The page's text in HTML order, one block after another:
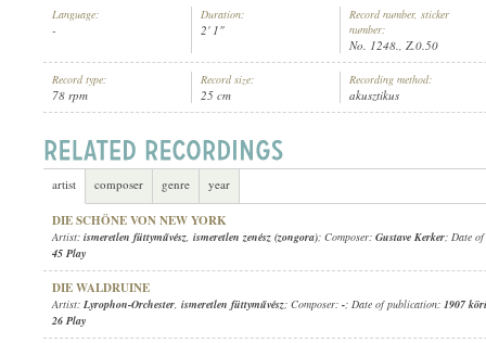
Language:
-
Duration:
2' 1"
Record number, sticker
number:
No. 1248., Z.0.50
Record type:
78 rpm
Record size:
25 cm
Recording method:
akusztikus
artist composer genre year
DIE SCHÖNE VON NEW YORK
Artist: ismeretlen füttyművész, ismeretlen zenész (zongora); Composer: Gustave Kerker; Date
45 Play
DIE WALDRUINE
Artist: Lyrophon-Orchester, ismeretlen füttyművész; Composer: -; Date of publication: 1907
26 Play